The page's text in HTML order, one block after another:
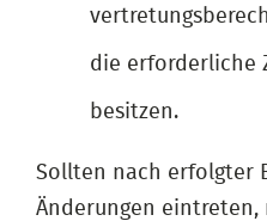
die erforderliche
besitzen.
Sollten nach erfolgter
Änderungen eintreten,